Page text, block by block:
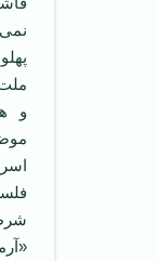
و